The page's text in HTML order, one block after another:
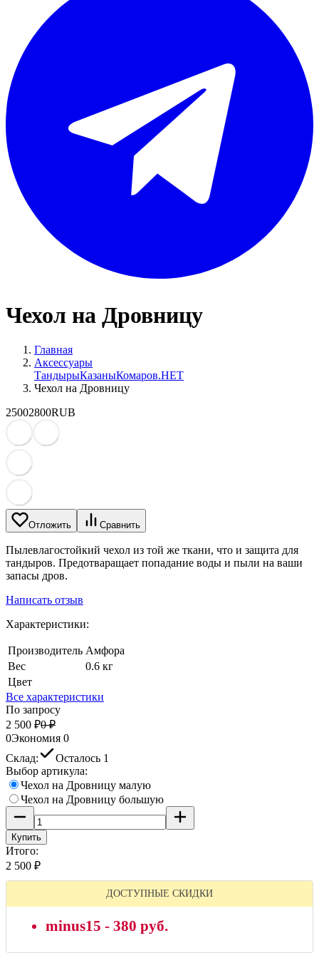
Чехол на Дровницу
Главная
Аксессуары
ТандырыКазаныКомаров.НЕТ
Чехол на Дровницу
25002800RUB
Отложить Сравнить
Пылевлагостойкий чехол из той же ткани, что и защита для
тандыров. Предотваращает попадание воды и пыли на ваши
запасы дров.
Написать отзыв
Характеристики:
Производитель Амфора
Вес
0.6 кг
Цвет
Все характеристики
По запросу
2 500 ₽0 ₽
0Экономия 0
Склад:
Осталось 1
Выбор артикула:
Чехол на Дровницу малую
Чехол на Дровницу большую
Купить
Итого:
2 500 ₽
ДОСТУПНЫЕ СКИДКИ
minus15 - 380 руб.